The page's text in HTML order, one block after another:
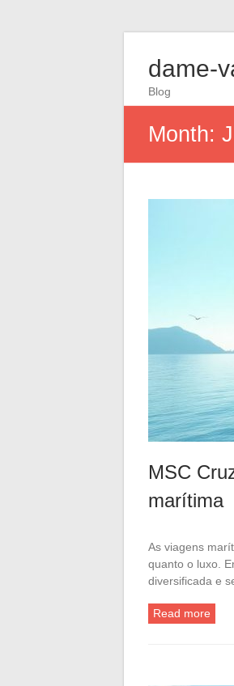
dame-
Blog
Month:
MSC
marítima
As viagens
quanto o luxo.
diversificada e
Read more